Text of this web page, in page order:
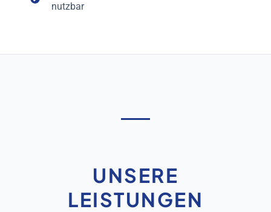
nutzbar
UNSERE
LEISTUNGEN